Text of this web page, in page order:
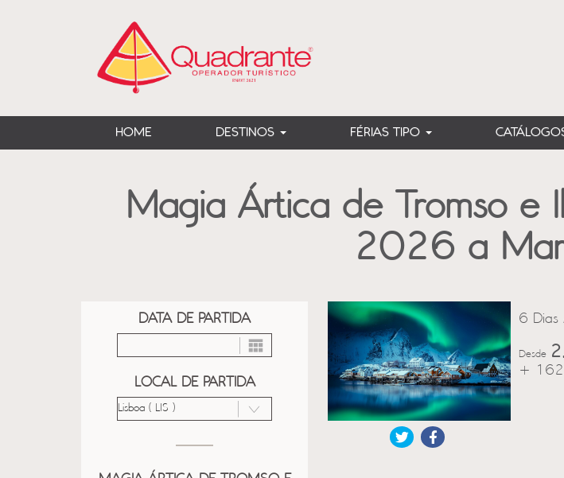
HOME DESTINOS FÉRIAS TIPO
Magia Ártica de Tromso e
2026 a
DATA DE PARTIDA
LOCAL DE PARTIDA
6 Dias
Desde
+